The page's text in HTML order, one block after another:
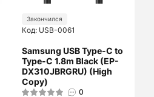
Закончился
Код: USB-0061
Samsung USB Type-C to
Type-C 1.8m Black (EP-
DX310JBRGRU) (High
Copy)
0